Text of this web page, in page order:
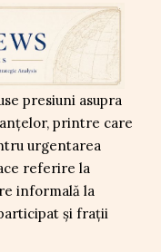
presiuni asupra
printre care
urgentarea
referire la
informală la
și frații